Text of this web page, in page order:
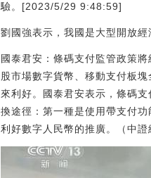
驗。[2023/5/29 9:48:59]
劉國強表示，我國是大型開放
國泰君安：條碼支付監管政策
股市場數字貨幣、移動支付板
來利好。國泰君安表示，條碼
換途徑：第一種是使用帶支付
利好數字人民幣的推廣。（中